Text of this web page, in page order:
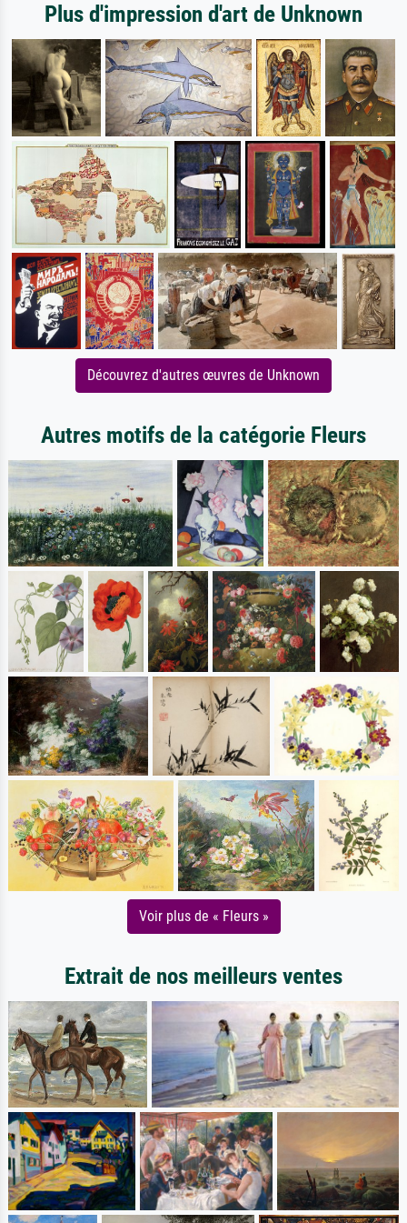
Plus d'impression d'art de Unknown
Découvrez d'autres œuvres de Unknown
Autres motifs de la catégorie Fleurs
Voir plus de « Fleurs »
Extrait de nos meilleurs ventes